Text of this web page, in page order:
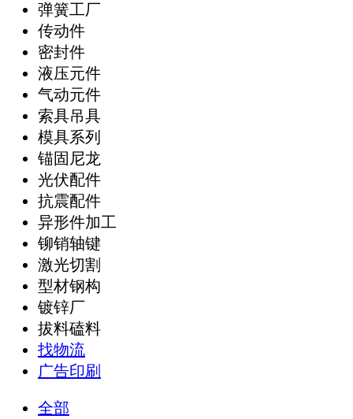
弹簧工厂
传动件
密封件
液压元件
气动元件
索具吊具
模具系列
锚固尼龙
光伏配件
抗震配件
异形件加工
铆销轴键
激光切割
型材钢构
镀锌厂
拔料磕料
找物流
广告印刷
全部